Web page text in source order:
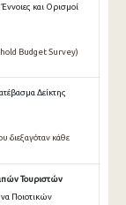
και Ορισμοί
Budget Survey)
Δείκτης
διεξαγόταν κάθε
Τουριστών
Ποιοτικών